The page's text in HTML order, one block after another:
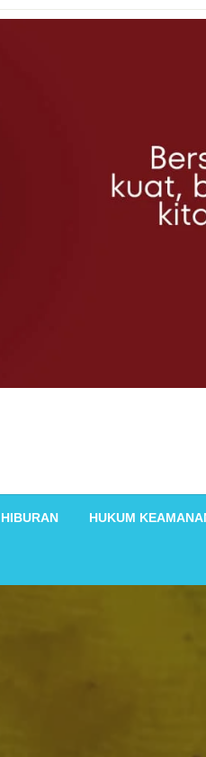
HIBURAN HUKUM